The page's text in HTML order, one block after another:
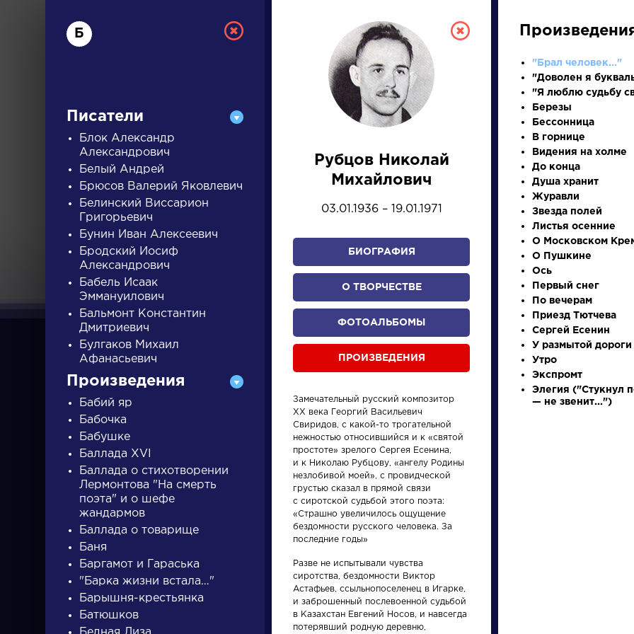
РУССКАЯ
ДЛЯ ПРЕЗЕНТАЦИЙ, УРОКОВ
А Б З Т
писатели произведения
Словарь
аллегория
Произведения
На птичку
Произведения
Ода на день
восшествия на
Б
Писатели
Блок Александр
Александрович
Белый Андрей
Брюсов Валерий Яковлевич
Белинский Виссарион
Григорьевич
Бунин Иван Алексеевич
Бродский Иосиф
Александрович
Бабель Исаак
Эммануилович
Бальмонт Константин
Дмитриевич
Булгаков Михаил
Афанасьевич
Произведения
Бабий яр
Бабочка
Бабушке
Баллада XVI
Баллада о стихотворении
Лермонтова "На смерть
поэта" и о шефе
жандармов
Баллада о товарище
Баня
Баргамот и Гараська
"Барка жизни встала…"
Барышня-крестьянка
Батюшков
Рубцов Николай
Михайлович
03.01.1936 – 19.01.1971
БИОГРАФИЯ
О ТВОРЧЕСТВЕ
ФОТОАЛЬБОМЫ
ПРОИЗВЕДЕНИЯ
Замечательный русский композитор
XX века Георгий Васильевич
Свиридов, с какой-то трогательной
нежностью относившийся и к «святой
простоте» зрелого Сергея Есенина,
и к Николаю Рубцову, «ангелу Родины
незлобивой моей», с провидческой
грустью сказал в прямой связи
с сиротской судьбой этого поэта:
«Страшно увеличилось ощущение
бездомности русского человека. За
последние годы»
Разве не испытывали чувства
сиротства, бездомности Виктор
Астафьев, ссыльнопоселенец в Игарке,
и заброшенный послевоенной судьбой
в Казахстан Евгений Носов, и навсегда
потерявший родную деревню,
"Брал человек..."
"Доволен я
"Я люблю судьбу
Березы
Бессонница
В горнице
Видения на холме
До конца
Душа хранит
Журавли
Звезда полей
Листья осенние
О Московском
О Пушкине
Ось
Первый снег
По вечерам
Приезд Тютчева
Сергей Есенин
У размытой дороги
Утро
Экспромт
Элегия ("Стукнул
— не звенит...")